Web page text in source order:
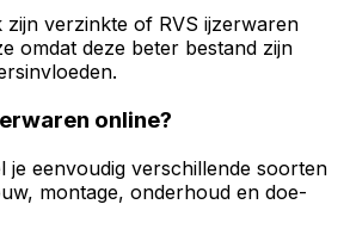
verzinkte of RVS ijzerwaren
omdat deze beter bestand zijn
online?
je eenvoudig verschillende soorten
montage, onderhoud en doe-